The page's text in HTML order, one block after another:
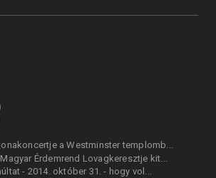
a Westminster templomb...
Érdemrend Lovagkeresztje kit...
- 2014. október 31. - hogy vol...